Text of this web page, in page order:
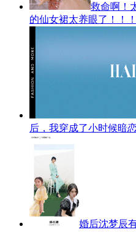
救命啊！
的仙女裙太养眼了！！！
后，我穿成了小时候暗
婚后沈梦辰